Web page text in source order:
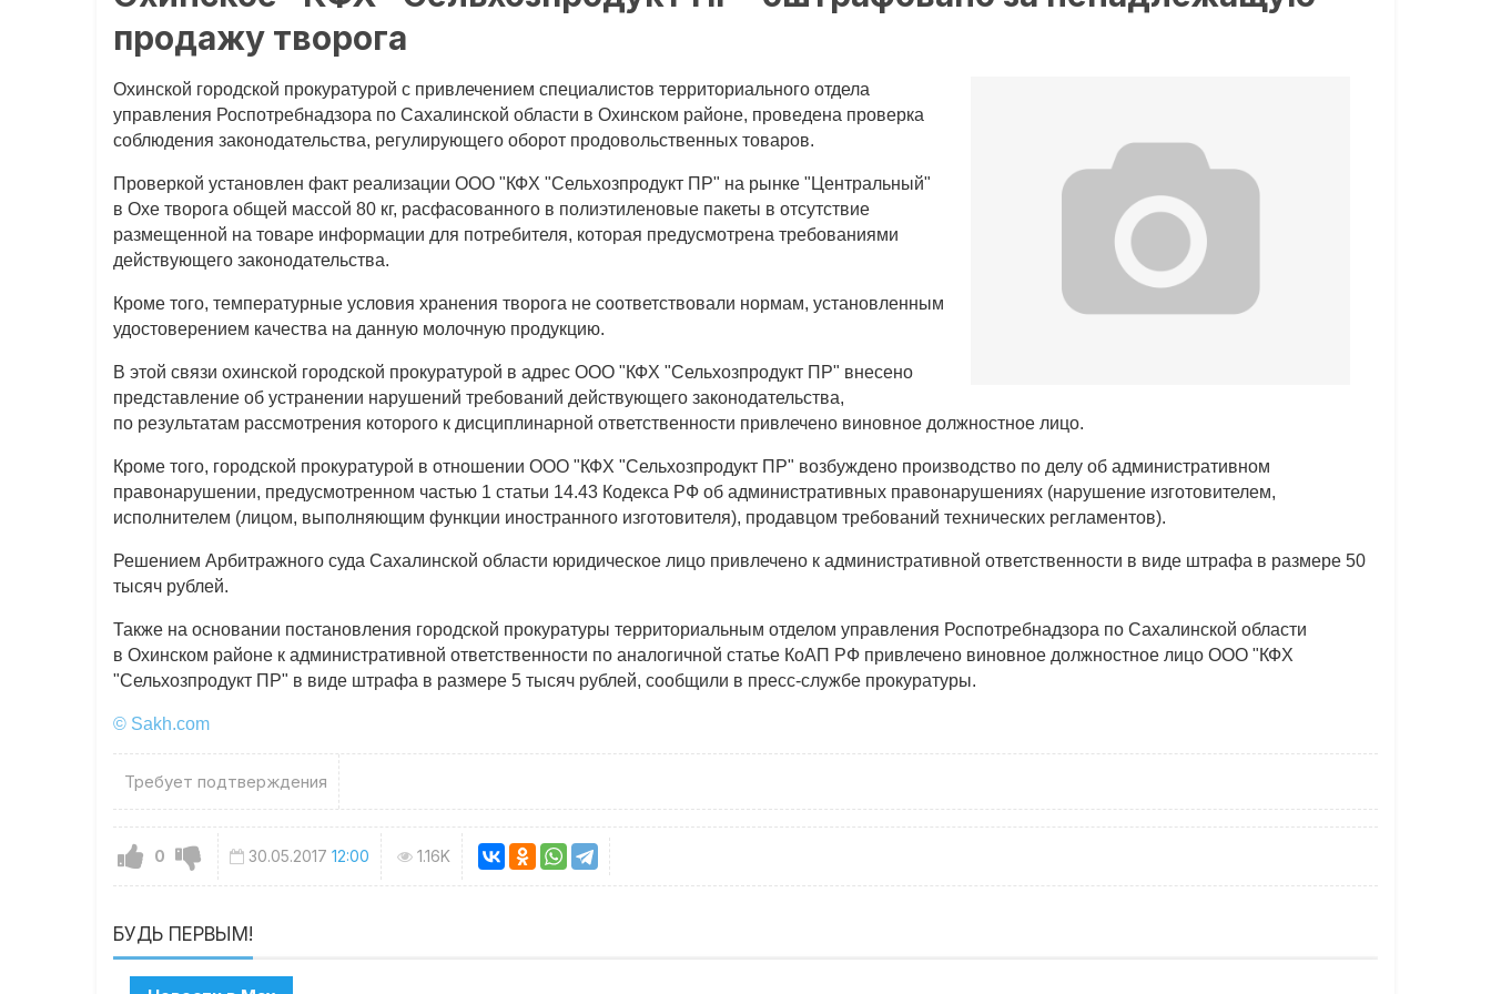
продажу творога
Охинской городской прокуратурой с привлечением специалистов территориального отдела
управления Роспотребнадзора по Сахалинской области в Охинском районе, проведена проверка
соблюдения законодательства, регулирующего оборот продовольственных товаров.
Проверкой установлен факт реализации ООО "КФХ "Сельхозпродукт ПР" на рынке "Центральный"
в Охе творога общей массой 80 кг, расфасованного в полиэтиленовые пакеты в отсутствие
размещенной на товаре информации для потребителя, которая предусмотрена требованиями
действующего законодательства.
Кроме того, температурные условия хранения творога не соответствовали нормам, установленным
удостоверением качества на данную молочную продукцию.
В этой связи охинской городской прокуратурой в адрес ООО "КФХ "Сельхозпродукт ПР" внесено
представление об устранении нарушений требований действующего законодательства,
по результатам рассмотрения которого к дисциплинарной ответственности привлечено виновное должностное лицо.
Кроме того, городской прокуратурой в отношении ООО "КФХ "Сельхозпродукт ПР" возбуждено производство по делу об административном
правонарушении, предусмотренном частью 1 статьи 14.43 Кодекса РФ об административных правонарушениях (нарушение изготовителем,
исполнителем (лицом, выполняющим функции иностранного изготовителя), продавцом требований технических регламентов).
Решением Арбитражного суда Сахалинской области юридическое лицо привлечено к административной ответственности в виде штрафа в размере 50
тысяч рублей.
Также на основании постановления городской прокуратуры территориальным отделом управления Роспотребнадзора по Сахалинской области
в Охинском районе к административной ответственности по аналогичной статье КоАП РФ привлечено виновное должностное лицо ООО "КФХ
"Сельхозпродукт ПР" в виде штрафа в размере 5 тысяч рублей, сообщили в пресс-службе прокуратуры.
© Sakh.com
Требует подтверждения
0 30.05.2017 12:00 1.16K
БУДЬ ПЕРВЫМ!